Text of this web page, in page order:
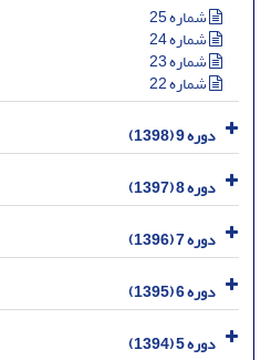
شماره 25
شماره 24
شماره 23
شماره 22
دوره 9 (1398)
دوره 8 (1397)
دوره 7 (1396)
دوره 6 (1395)
دوره 5 (1394)